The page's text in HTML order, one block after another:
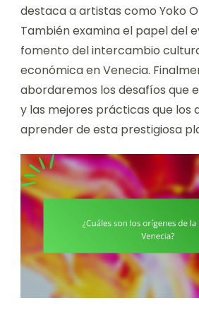
destaca a artistas como Yoko
También examina el papel del
fomento del intercambio
económica en Venecia.
abordaremos los desafíos que
y las mejores prácticas que los
aprender de esta prestigiosa